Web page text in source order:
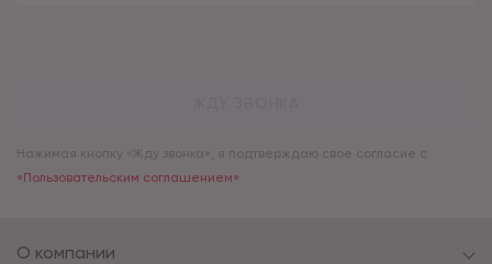
Нажимая кнопку «Жду звонка», я подтверждаю свое согласие с
«Пользовательским соглашением»
О компании